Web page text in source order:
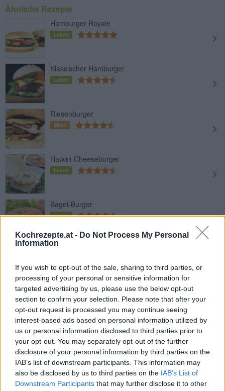
Kochrezepte.at - Do Not Process My Personal
Information
If you wish to opt-out of the sale, sharing to third parties, or
processing of your personal or sensitive information for
targeted advertising by us, please use the below opt-out
section to confirm your selection. Please note that after your
opt-out request is processed you may continue seeing
interest-based ads based on personal information utilized by
us or personal information disclosed to third parties prior to
your opt-out. You may separately opt-out of the further
disclosure of your personal information by third parties on the
IAB’s list of downstream participants. This information may
also be disclosed by us to third parties on the IAB’s List of
Downstream Participants that may further disclose it to other
Ähnliche Rezepte
Hamburger Royale
Leicht
Klassischer Hamburger
Leicht
Riesenburger
Mittel
Hawaii-Cheeseburger
Leicht
Bagel-Burger
Leicht
Cheeseburger
Leicht
Chili-Burger
Leicht
Fischburger